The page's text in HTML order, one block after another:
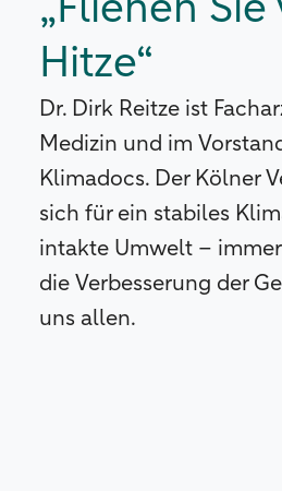
„Fliehen
Hitze“
Dr. Dirk Reitze ist
Medizin und im
Klimadocs. Der Kölner
sich für ein stabiles
intakte Umwelt –
die Verbesserung der
uns allen.